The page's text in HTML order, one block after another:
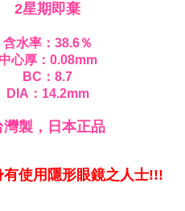
2星期即棄
含水率：38.6％
中心厚：0.08mm
BC：8.7
DIA：14.2mm
灣製，日本正品
有使用隱形眼鏡之人士!!!